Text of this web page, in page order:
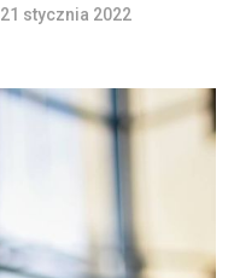
21 stycznia 2022